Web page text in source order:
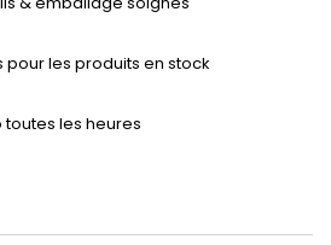
pour les produits en stock
toutes les heures